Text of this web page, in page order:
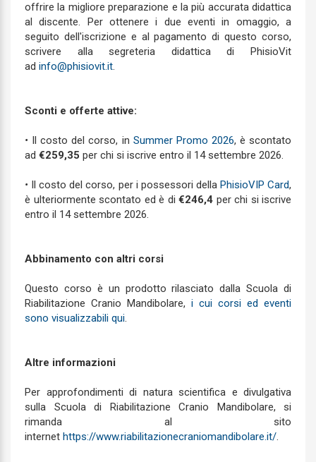
offrire la migliore preparazione e la più accurata didattica
al discente. Per ottenere i due eventi in omaggio, a
seguito dell'iscrizione e al pagamento di questo corso,
scrivere alla segreteria didattica di PhisioVit
ad info@phisiovit.it.
Sconti e offerte attive:
• Il costo del corso, in Summer Promo 2026, è scontato
ad €259,35 per chi si iscrive entro il 14 settembre 2026.
• Il costo del corso, per i possessori della PhisioVIP Card,
è ulteriormente scontato ed è di €246,4 per chi si iscrive
entro il 14 settembre 2026.
Abbinamento con altri corsi
Questo corso è un prodotto rilasciato dalla Scuola di
Riabilitazione Cranio Mandibolare, i cui corsi ed eventi
sono visualizzabili qui.
Altre informazioni
Per approfondimenti di natura scientifica e divulgativa
sulla Scuola di Riabilitazione Cranio Mandibolare, si
rimanda al sito
internet https://www.riabilitazionecraniomandibolare.it/.